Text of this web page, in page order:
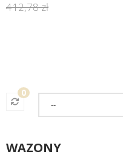
412,78 zł
0
WAZONY